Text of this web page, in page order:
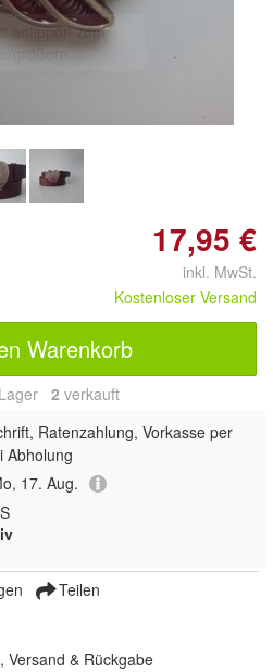
antippen zum
vergrößern
17,95 €
inkl. MwSt.
Kostenloser Versand
Warenkorb
2 verkauft
Ratenzahlung, Vorkasse per
Abholung
17. Aug.
Teilen
Versand & Rückgabe